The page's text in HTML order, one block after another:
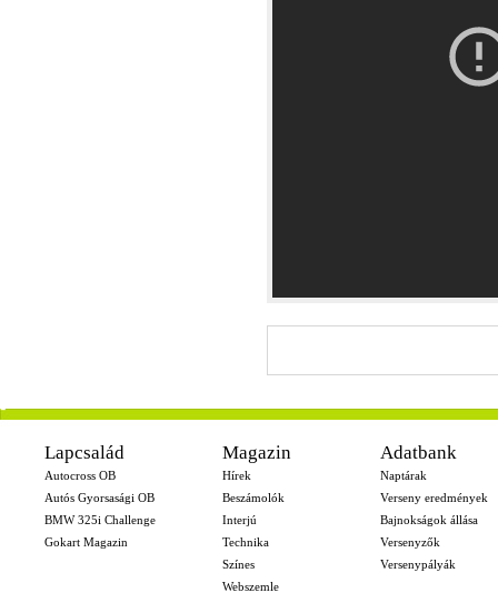
-
Lapcsalád
Autocross OB
Autós Gyorsasági OB
BMW 325i Challenge
Gokart Magazin
Magazin
Hírek
Beszámolók
Interjú
Technika
Színes
Webszemle
Adatbank
Naptárak
Verseny eredmények
Bajnokságok állása
Versenyzők
Versenypályák